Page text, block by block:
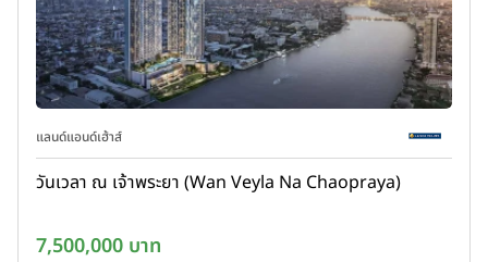
แลนด์แอนด์เฮ้าส์
วันเวลา ณ เจ้าพระยา (Wan Veyla Na Chaopraya)
7,500,000 บาท